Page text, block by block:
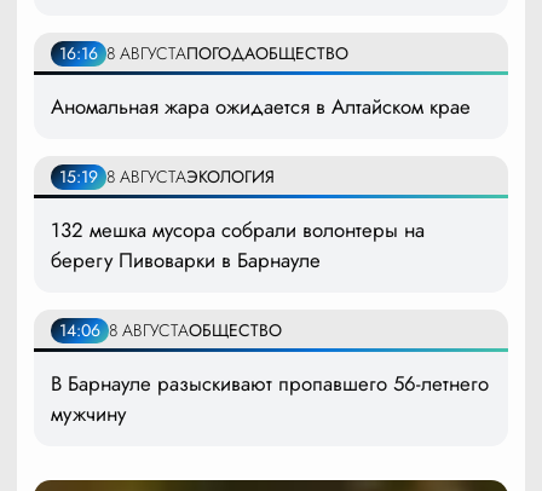
16:16 8 АВГУСТАПОГОДАОБЩЕСТВО
Аномальная жара ожидается в Алтайском крае
15:19 8 АВГУСТАЭКОЛОГИЯ
132 мешка мусора собрали волонтеры на
берегу Пивоварки в Барнауле
14:06 8 АВГУСТАОБЩЕСТВО
В Барнауле разыскивают пропавшего 56-летнего
мужчину